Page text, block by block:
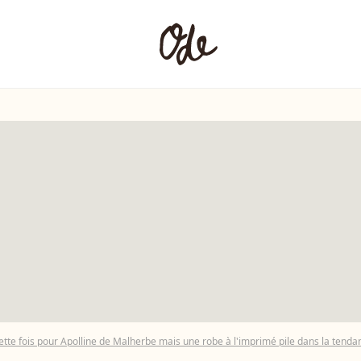
fois pour Apolline de Malherbe mais une robe à l'imprimé pile dans la